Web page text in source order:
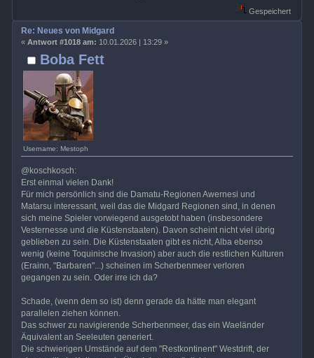
Gespeichert
Boba Fett
Username: Mestoph
Re: Neues von Midgard
« Antwort #1018 am: 10.01.2026 | 13:29 »
@koschkosch:
Erst einmal vielen Dank!
Für mich persönlich sind die Damatu-Regionen Awernesi und
Matarsu interessant, weil das die Midgard Regionen sind, in denen
sich meine Spieler vorwiegend ausgetobt haben (insbesondere
Vesternesse und die Küstenstaaten). Davon scheint nicht viel übrig
geblieben zu sein. Die Küstenstaaten gibt es nicht, Alba ebenso
wenig (keine Toquinische Invasion) aber auch die restlichen Kulturen
(Erainn, "Barbaren"...) scheinen im Scherbenmeer verloren
gegangen zu sein. Oder irre ich da?
Schade, (wenn dem so ist) denn gerade da hätte man elegant
parallelen ziehen können.
Das schwer zu navigierende Scherbenmeer, das ein Waeländer
Äquivalent an Seeleuten generiert.
Die schwierigen Umstände auf dem "Restkontinent" Westdrift, der